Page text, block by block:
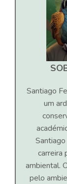
Santiago
um
carreira
ambiental.
pelo